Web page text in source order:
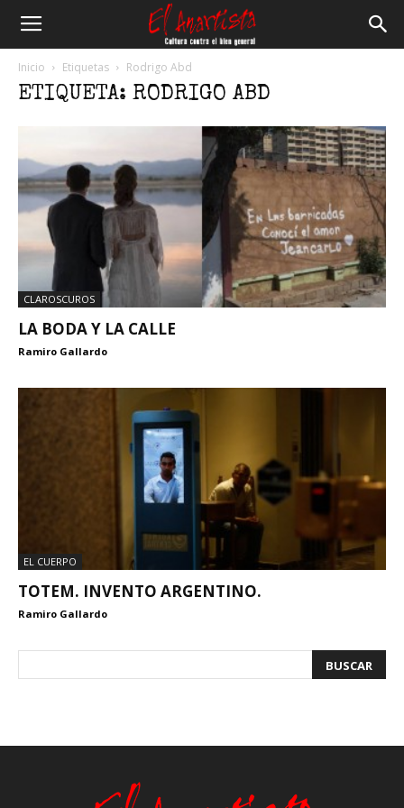
Inicio Etiquetas Rodrigo Abd
ETIQUETA: RODRIGO ABD
CLAROSCUROS
LA BODA Y LA CALLE
Ramiro Gallardo
EL CUERPO
TOTEM. INVENTO ARGENTINO.
Ramiro Gallardo